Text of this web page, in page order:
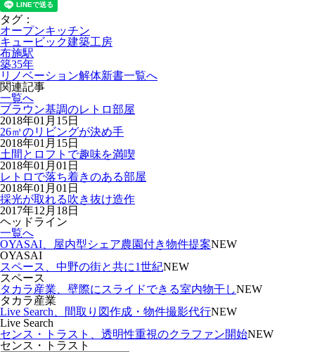
タグ：
オープンキッチン
キュービック建築工房
布施駅
築35年
リノベーション解体新書一覧へ
関連記事
一覧へ
ブラウン基調のレトロ部屋
2018年01月15日
26㎡のリビングが決め手
2018年01月15日
土間とロフトで趣味を満喫
2018年01月01日
レトロで落ち着きのある部屋
2018年01月01日
採光が取れる吹き抜け造作
2017年12月18日
ヘッドライン
一覧へ
OYASAI、屋内型シェア農園付き物件提案NEW
OYASAI
スペース、中野の街と共に1世紀NEW
スペース
タカラ産業、壁際にスライドできる室内物干しNEW
タカラ産業
Live Search、間取り図作成・物件撮影代行NEW
Live Search
センス・トラスト、透明性重視のクラファン開始NEW
センス・トラスト